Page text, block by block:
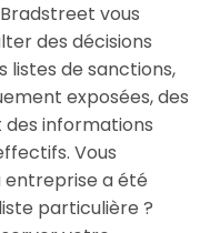
vous
des décisions
listes de sanctions,
exposées, des
des informations
Vous
entreprise a été
particulière ?